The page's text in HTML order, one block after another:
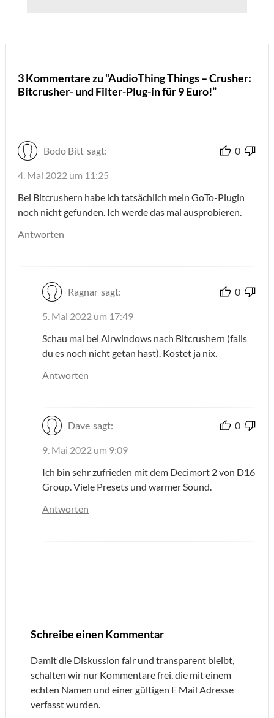
3 Kommentare zu “AudioThing Things – Crusher:
Bitcrusher- und Filter-Plug-in für 9 Euro!”
Bodo Bitt sagt: 0
4. Mai 2022 um 11:25
Bei Bitcrushern habe ich tatsächlich mein GoTo-Plugin
noch nicht gefunden. Ich werde das mal ausprobieren.
Antworten
Ragnar sagt: 0
5. Mai 2022 um 17:49
Schau mal bei Airwindows nach Bitcrushern (falls
du es noch nicht getan hast). Kostet ja nix.
Antworten
Dave sagt: 0
9. Mai 2022 um 9:09
Ich bin sehr zufrieden mit dem Decimort 2 von D16
Group. Viele Presets und warmer Sound.
Antworten
Schreibe einen Kommentar
Damit die Diskussion fair und transparent bleibt,
schalten wir nur Kommentare frei, die mit einem
echten Namen und einer gültigen E Mail Adresse
verfasst wurden.